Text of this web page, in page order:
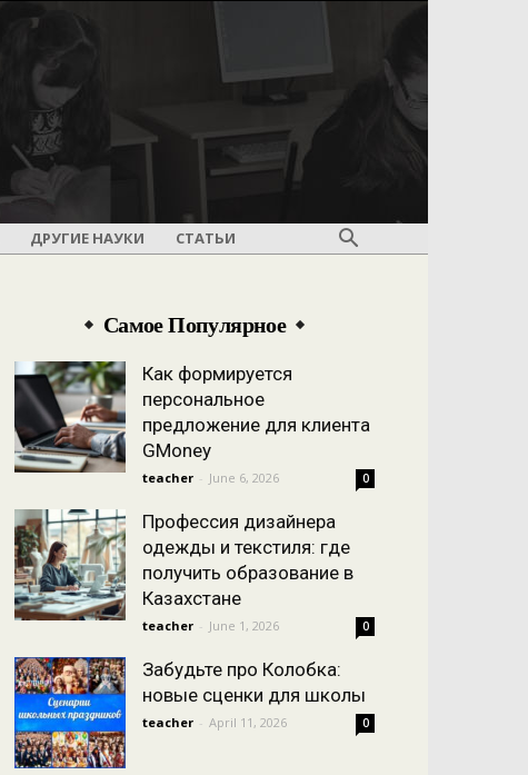
ДРУГИЕ НАУКИ СТАТЬИ
Самое Популярное
Как формируется
персональное
предложение для клиента
GMoney
teacher - June 6, 2026 0
Профессия дизайнера
одежды и текстиля: где
получить образование в
Казахстане
teacher - June 1, 2026 0
Забудьте про Колобка:
новые сценки для школы
teacher - April 11, 2026 0